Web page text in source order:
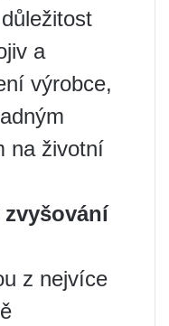
a
výrobce,
na životní
z nejvíce